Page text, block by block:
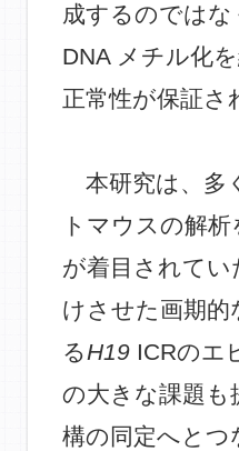
成するのでは
DNA メチル化
正常性が保証
本研究は、多
トマウスの解
が着目されてい
けさせた画期
るH19 ICRのエ
の大きな課題も
構の同定へとつ